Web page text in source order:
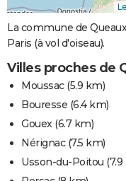
La commune de
Paris (à vol d'oiseau).
Villes proches de
Moussac(5.9 km)
Bouresse (6.4 km)
Gouex(6.7 km)
Nérignac(7.5 km)
Usson-du-Poitou